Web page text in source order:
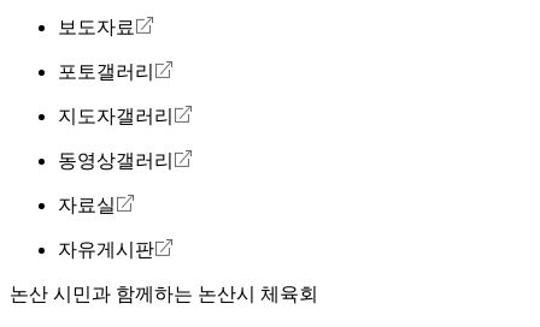
보도자료
포토갤러리
지도자갤러리
동영상갤러리
자료실
자유게시판
논산 시민과 함께하는 논산시 체육회